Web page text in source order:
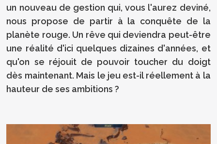
un nouveau de gestion qui, vous l'aurez deviné,
nous propose de partir à la conquête de la
planète rouge. Un rêve qui deviendra peut-être
une réalité d'ici quelques dizaines d'années, et
qu'on se réjouit de pouvoir toucher du doigt
dès maintenant. Mais le jeu est-il réellement à la
hauteur de ses ambitions ?